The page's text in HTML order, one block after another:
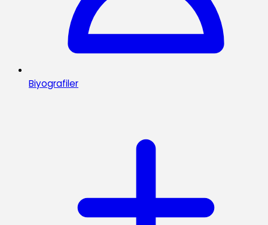
Biyografiler